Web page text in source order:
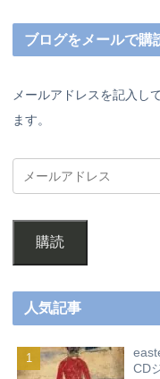
ブログをメールで購
メールアドレスを記入し
ます。
購読
人気記事
CD